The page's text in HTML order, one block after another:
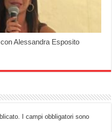
Alessandra Esposito
I campi obbligatori sono